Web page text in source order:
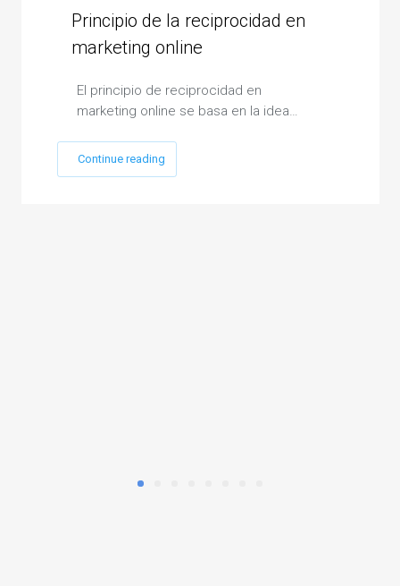
Principio de la reciprocidad en
marketing online
El principio de reciprocidad en
marketing online se basa en la idea…
Continue reading